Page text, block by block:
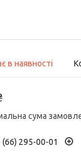
в наявності
сума
(66) 295-00-01